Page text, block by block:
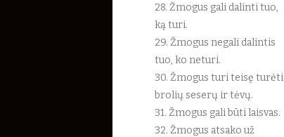
28. Žmogus gali dalinti tuo,
ką turi.
29. Žmogus negali dalintis
tuo, ko neturi.
30. Žmogus turi teisę turėti
brolių seserų ir tėvų.
31. Žmogus gali būti laisvas.
32. Žmogus atsako už